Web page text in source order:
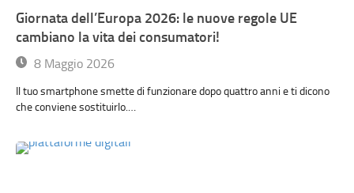
Giornata dell’Europa 2026: le nuove regole UE
cambiano la vita dei consumatori!
8 Maggio 2026
Il tuo smartphone smette di funzionare dopo quattro anni e ti dicono
che conviene sostituirlo.…